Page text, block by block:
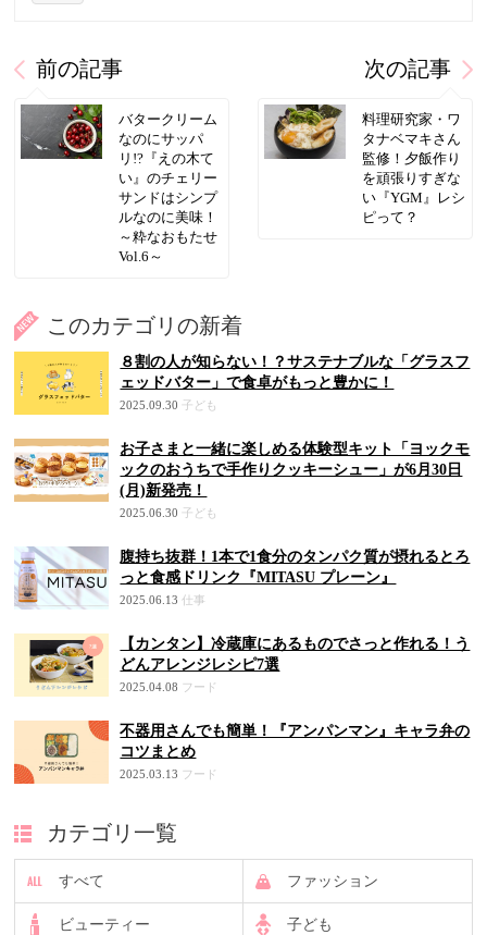
前の記事
バタークリーム
なのにサッパ
リ!?『えの木て
い』のチェリー
サンドはシンプ
ルなのに美味！
～粋なおもたせ
Vol.6～
次の記事
料理研究家・ワ
タナベマキさん
監修！夕飯作り
を頑張りすぎな
い『YGM』レシ
ピって？
このカテゴリの新着
８割の人が知らない！？サステナブルな「グラスフ
ェッドバター」で食卓がもっと豊かに！
2025.09.30 子ども
お子さまと一緒に楽しめる体験型キット「ヨックモ
ックのおうちで手作りクッキーシュー」が6月30日
(月)新発売！
2025.06.30 子ども
腹持ち抜群！1本で1食分のタンパク質が摂れるとろ
っと食感ドリンク『MITASU プレーン』
2025.06.13 仕事
【カンタン】冷蔵庫にあるものでさっと作れる！う
どんアレンジレシピ7選
2025.04.08 フード
不器用さんでも簡単！『アンパンマン』キャラ弁の
コツまとめ
2025.03.13 フード
カテゴリ一覧
すべて ファッション
ビューティー 子ども